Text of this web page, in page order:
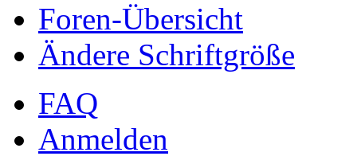
Foren-Übersicht
Ändere Schriftgröße
FAQ
Anmelden